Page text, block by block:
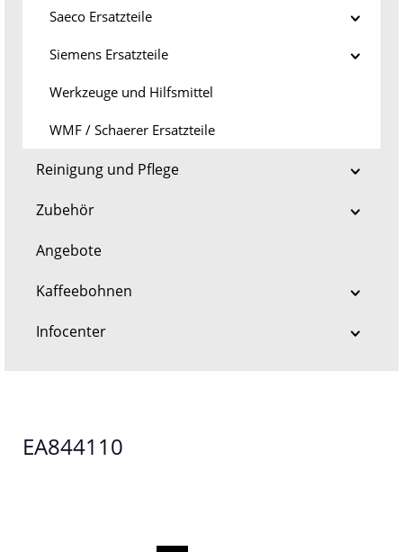
Saeco Ersatzteile
Siemens Ersatzteile
Werkzeuge und Hilfsmittel
WMF / Schaerer Ersatzteile
Reinigung und Pflege
Zubehör
Angebote
Kaffeebohnen
Infocenter
EA844110